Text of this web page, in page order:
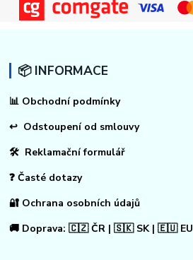
📦 INFORMACE
📊 Obchodní podmínky
↩ Odstoupení od smlouvy
🛠 Reklamační formulář
❓ Časté dotazy
🔐 Ochrana osobních údajů
🚚 Doprava: 🇨🇿 ČR | 🇸🇰 SK | 🇪🇺 EU